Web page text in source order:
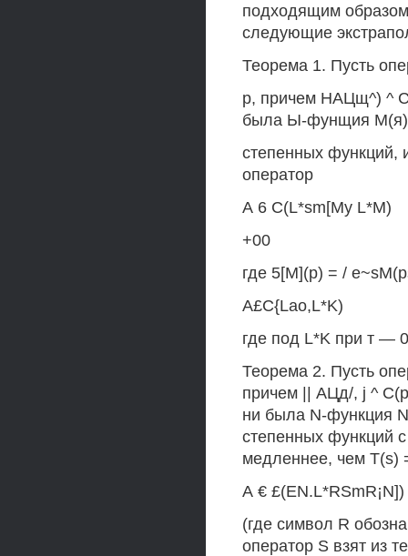
подходящим
следующие
Теорема 1. Пусть
р, причем НАЦщ^) ^
была Ы-фунщия М(я),
степенных функций,
оператор
А 6 C(L*sm[My L*M)
+00
где 5[М](р) = /
A£C{Lao,L*K)
где под L*K при т —
Теорема 2. Пусть
причем || АЦд/, j ^
ни была N-функция
степенных функций
медленнее, чем T(s)
А € £(EN.L*RSmR¡N])
(где символ R
оператор S взят из